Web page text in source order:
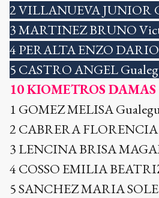
2 VILLANUEVA JUNIOR
3 MARTINEZ BRUNO
4 PERALTA ENZO
5 CASTRO ANGEL
10 KIOMETROS DAMAS
1 GOMEZ MELISA
2 CABRERA FLORENCIA
3 LENCINA BRISA
4 COSSO EMILIA
5 SANCHEZ MARIA